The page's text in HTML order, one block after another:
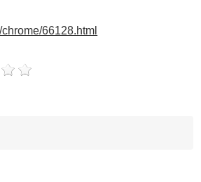
Research on 2021-02-03
CVE-2021-21198: Out of bounds
Jiang (@Krace) from
at Qi'anxin Group and
66128.html